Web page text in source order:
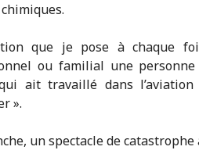
que je pose à chaque
ou familial une
ait travaillé dans
».
un spectacle de